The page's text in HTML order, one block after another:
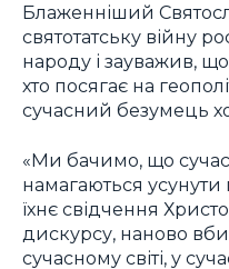
Блаженніший
святотатську війну
народу і зауважив,
хто посягає на
сучасний безумець
«Ми бачимо, що
намагаються усунути
їхнє свідчення
дискурсу, наново
сучасному світі, у